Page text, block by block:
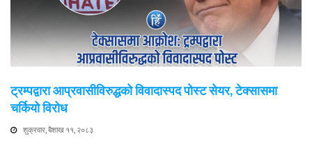
ट्रम्पद्वारा आप्रवासीविरुद्धको विवादास्पद पोस्ट सेयर, टेक्सासमा
चर्कियो विरोध
शुक्रवार, बैशाख ११, २०८३